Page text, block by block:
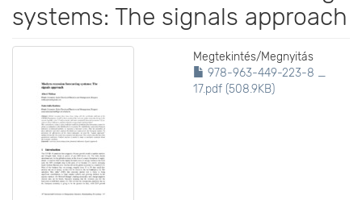
systems: The signals approach
Megtekintés/Megnyitás
978-963-449-223-8 _
17.pdf (508.9KB)